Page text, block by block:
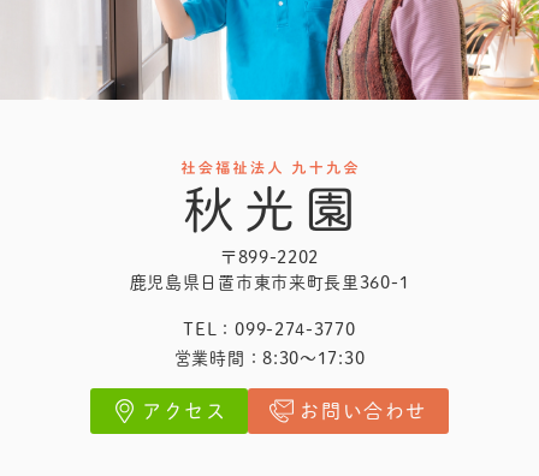
〒899-2202
鹿児島県日置市東市来町長里360-1
TEL：099-274-3770
営業時間：8:30～17:30
アクセス お問い合わせ